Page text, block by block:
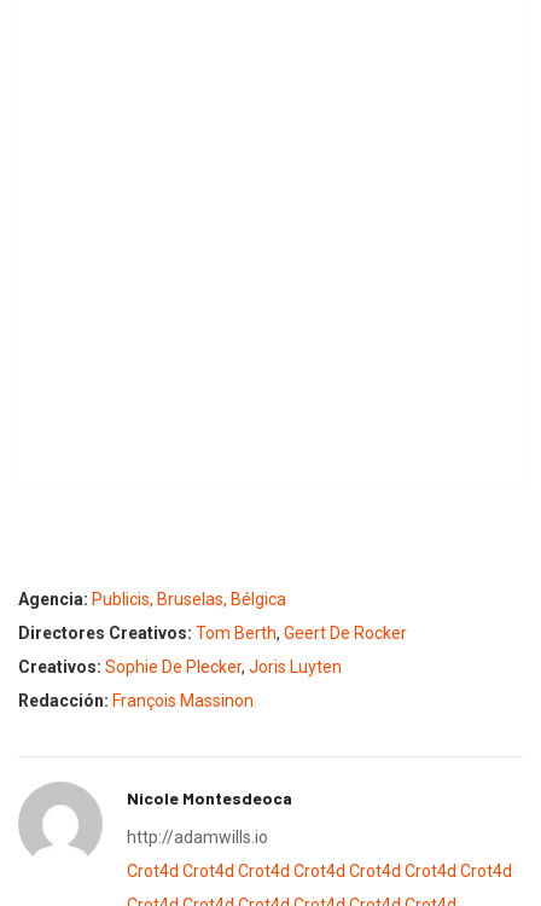
Agencia: Publicis, Bruselas, Bélgica
Directores Creativos: Tom Berth, Geert De Rocker
Creativos: Sophie De Plecker, Joris Luyten
Redacción: François Massinon
Nicole Montesdeoca
http://adamwills.io
Crot4d Crot4d Crot4d Crot4d Crot4d Crot4d Crot4d